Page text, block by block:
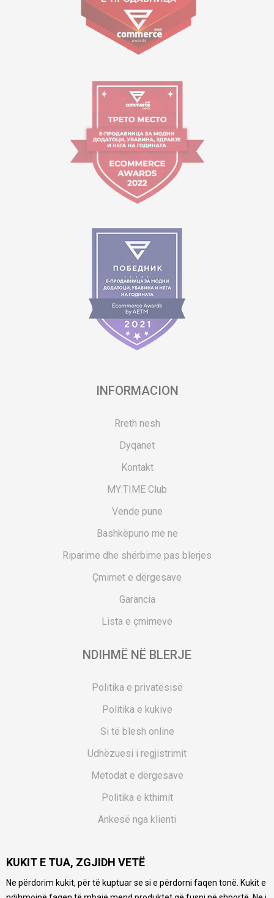
09:00 - 17:00
INFORMACION
Rreth nesh
Dyqanet
Kontakt
MY:TIME Club
Vende pune
Bashkëpuno me ne
Riparime dhe shërbime pas blerjes
Çmimet e dërgesave
Garancia
Lista e çmimeve
NDIHMË NË BLERJE
Politika e privatësisë
Politika e kukive
Si të blesh online
Udhëzuesi i regjistrimit
Metodat e dërgesave
Politika e kthimit
Ankesë nga klienti
Pyetjet më të shpeshta
Ne bëjmë çmos që të ofrojmë një përshkrim sa më të saktë
KUKIT E TUA, ZGJIDH VETË
Ne përdorim kukit, për të kuptuar se si e përdorni faqen tonë. Kukit e